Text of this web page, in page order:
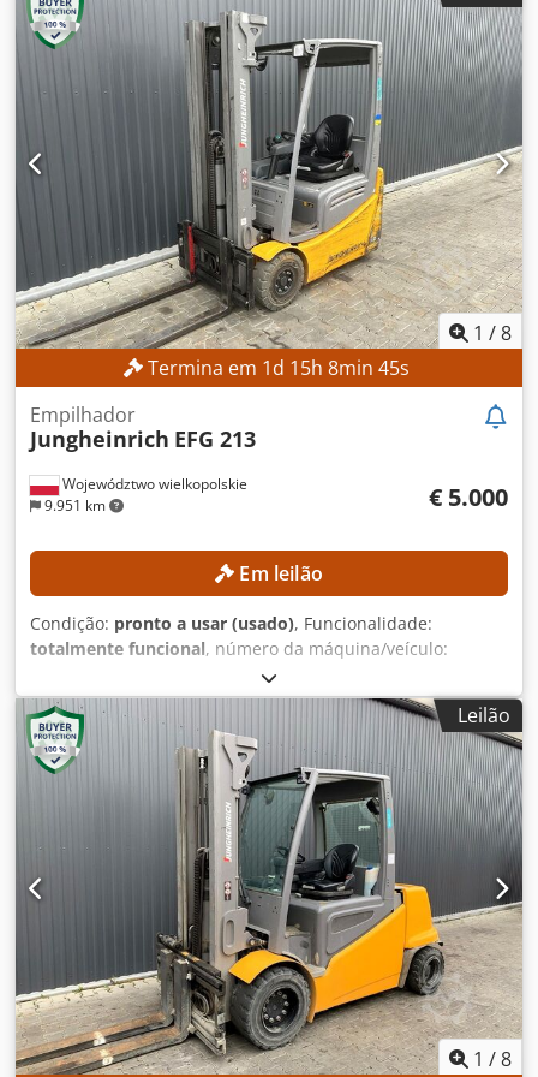
1 /8
Termina em 1d 15h 8min 42s
Województwo wielkopolskie
9.951 km
Empilhador
Jungheinrich EFG 213
€ 5.000
Em leilão
Condição: pronto a usar (usado), Funcionalidade:
totalmente funcional, número da máquina/veículo:
2021
17.268 h, altura de elevação:4.700 mm, elevação livre:
1.535 mm
, tipo de mastro:
, altura de construção:
2.125 mm
, Equipamento:deslocamento lateral, Sem
preço mínimo – venda garantida ao melhor lance!
DETALHES TÉCNICOS Altura de elevação: 4.700 mm Altura
total: 2.125 mm Elevação livre: 1.535 mm DETALHES DA
MÁQUINA Tipo de mastro: Mastro triplex com elevação
livre Tensão da bateria: 48 V Capacidade da bateria: 500
Ah Horas de funcionamento: 17.268 h EQUIPAMENTO
Deslizador lateral Bateria Dwodpfx Aezrlv Ejhvea
Carregador Referência externa: SL12191SP
Leilão
1 /8